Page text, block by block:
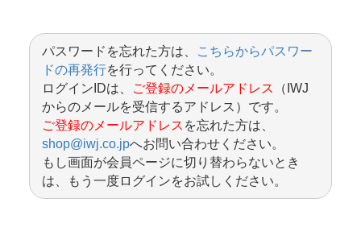
パスワードを忘れた方は、
こちらからパスワー
ドの再発行を行ってください。
ログインIDは、
ご登録のメールアドレス
（IWJ
からのメールを受信するアドレス）です。
ご登録のメールアドレス を忘れた方は、
shop@iwj.co.jpへお問い合わせください。
もし画面が会員ページに切り替わらないとき
は、もう一度ログインをお試しください。